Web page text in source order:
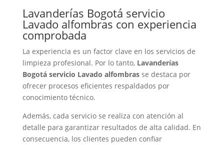
Lavanderías Bogotá servicio
Lavado alfombras con experiencia
comprobada
La experiencia es un factor clave en los servicios de
limpieza profesional. Por lo tanto, Lavanderías
Bogotá servicio Lavado alfombrasse destaca por
ofrecer procesos eficientes respaldados por
conocimiento técnico.
Además, cada servicio se realiza con atención al
detalle para garantizar resultados de alta calidad. En
consecuencia, los clientes pueden confiar